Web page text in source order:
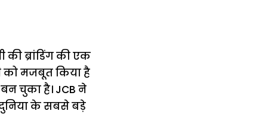
ब्रांडिंग की एक
को मजबूत किया है
चुका है। JCB ने
के सबसे बड़े